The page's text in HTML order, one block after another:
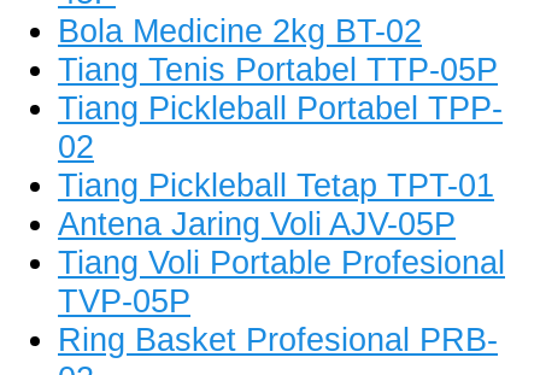
Bola Medicine 2kg BT-02
Tiang Tenis Portabel TTP-05P
Tiang Pickleball Portabel TPP-
02
Tiang Pickleball Tetap TPT-01
Antena Jaring Voli AJV-05P
Tiang Voli Portable Profesional
TVP-05P
Ring Basket Profesional PRB-